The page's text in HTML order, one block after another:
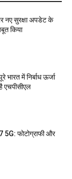
नए सुरक्षा अपडेट के
किया
में निर्बाध ऊर्जा
एचपीसीएल
5G: फोटोग्राफी और